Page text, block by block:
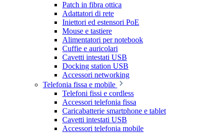
Patch in fibra ottica
Adattatori di rete
Iniettori ed estensori PoE
Mouse e tastiere
Alimentatori per notebook
Cuffie e auricolari
Cavetti intestati USB
Docking station USB
Accessori networking
Telefonia fissa e mobile
Telefoni fissi e cordless
Accessori telefonia fissa
Caricabatterie smartphone e tablet
Cavetti intestati USB
Accessori telefonia mobile